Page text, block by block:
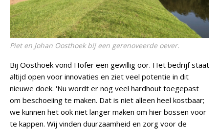
Piet en Johan Oosthoek bij een gerenoveerde oever.
Bij Oosthoek vond Hofer een gewillig oor. Het bedrijf staat
altijd open voor innovaties en ziet veel potentie in dit
nieuwe doek. 'Nu wordt er nog veel hardhout toegepast
om beschoeiing te maken. Dat is niet alleen heel kostbaar;
we kunnen het ook niet langer maken om hier bossen voor
te kappen. Wij vinden duurzaamheid en zorg voor de